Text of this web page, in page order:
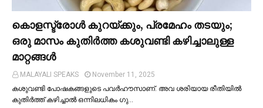
കൊളസ്ട്രോള്‍ കുറയ്ക്കും, പ്രമേഹം തടയും;
ഒരു മാസം കുതിര്‍ത്ത കശുവണ്ടി കഴിച്ചാലുള്ള
മാറ്റങ്ങള്‍
MALAYALI SPEAKS
November 11, 2025
കശുവണ്ടി പോഷകങ്ങളുടെ പവർഹൗസാണ്. അവ ശരിയായ രീതിയില്‍
കുതിർത്ത് കഴിച്ചാല്‍ ഒന്നിലധികം ഗു…